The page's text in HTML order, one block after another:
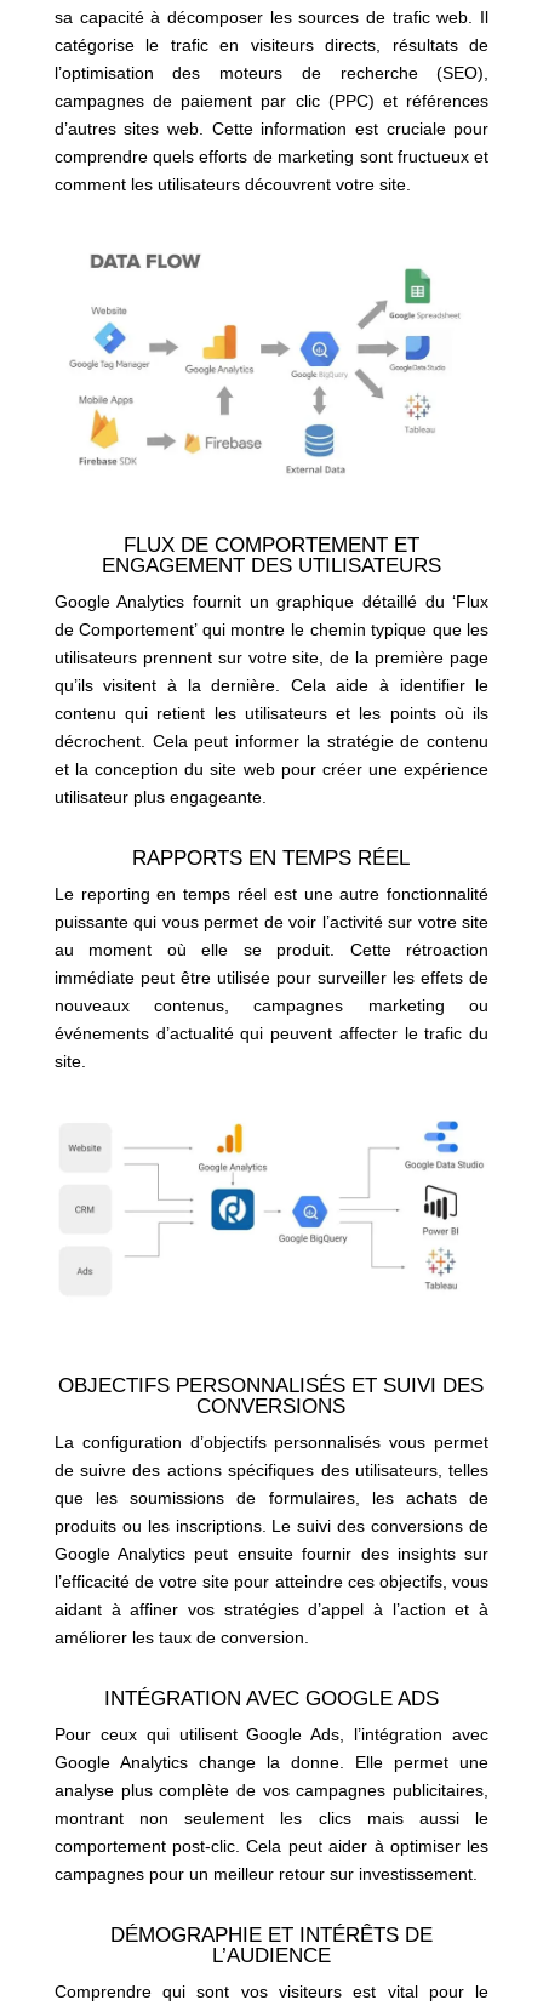
sa capacité à décomposer les sources de trafic web. Il
catégorise le trafic en visiteurs directs, résultats de
l’optimisation des moteurs de recherche (SEO),
campagnes de paiement par clic (PPC) et références
d’autres sites web. Cette information est cruciale pour
comprendre quels efforts de marketing sont fructueux et
comment les utilisateurs découvrent votre site.
FLUX DE COMPORTEMENT ET
ENGAGEMENT DES UTILISATEURS
Google Analytics fournit un graphique détaillé du ‘Flux
de Comportement’ qui montre le chemin typique que les
utilisateurs prennent sur votre site, de la première page
qu’ils visitent à la dernière. Cela aide à identifier le
contenu qui retient les utilisateurs et les points où ils
décrochent. Cela peut informer la stratégie de contenu
et la conception du site web pour créer une expérience
utilisateur plus engageante.
RAPPORTS EN TEMPS RÉEL
Le reporting en temps réel est une autre fonctionnalité
puissante qui vous permet de voir l’activité sur votre site
au moment où elle se produit. Cette rétroaction
immédiate peut être utilisée pour surveiller les effets de
nouveaux contenus, campagnes marketing ou
événements d’actualité qui peuvent affecter le trafic du
site.
OBJECTIFS PERSONNALISÉS ET SUIVI DES
CONVERSIONS
La configuration d’objectifs personnalisés vous permet
de suivre des actions spécifiques des utilisateurs, telles
que les soumissions de formulaires, les achats de
produits ou les inscriptions. Le suivi des conversions de
Google Analytics peut ensuite fournir des insights sur
l’efficacité de votre site pour atteindre ces objectifs, vous
aidant à affiner vos stratégies d’appel à l’action et à
améliorer les taux de conversion.
INTÉGRATION AVEC GOOGLE ADS
Pour ceux qui utilisent Google Ads, l’intégration avec
Google Analytics change la donne. Elle permet une
analyse plus complète de vos campagnes publicitaires,
montrant non seulement les clics mais aussi le
comportement post-clic. Cela peut aider à optimiser les
campagnes pour un meilleur retour sur investissement.
DÉMOGRAPHIE ET INTÉRÊTS DE
L’AUDIENCE
Comprendre qui sont vos visiteurs est vital pour le